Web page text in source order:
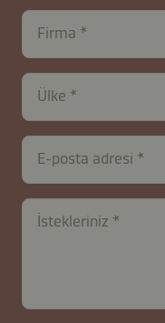
Firma
Ülke
E-posta adresi
İstekleriniz